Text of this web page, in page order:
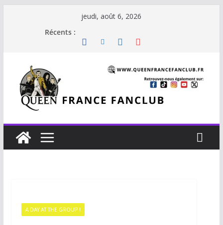
jeudi, août 6, 2026
Récents :
A DAY AT THE GROUP !